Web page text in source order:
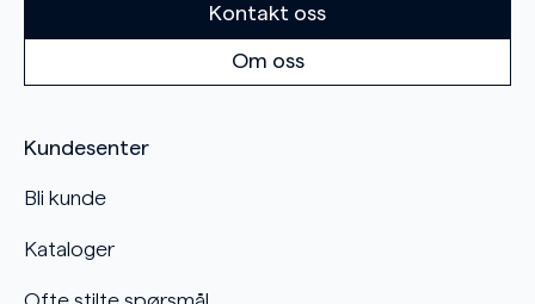
Kundesenter
Bli kunde
Kataloger
Kontakt oss
Om oss